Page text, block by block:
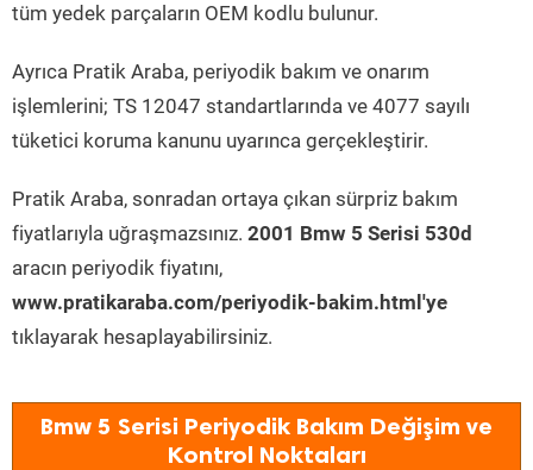
tüm yedek parçaların OEM kodlu bulunur.
Ayrıca Pratik Araba, periyodik bakım ve onarım
işlemlerini; TS 12047 standartlarında ve 4077 sayılı
tüketici koruma kanunu uyarınca gerçekleştirir.
Pratik Araba, sonradan ortaya çıkan sürpriz bakım
fiyatlarıyla uğraşmazsınız. 2001 Bmw 5 Serisi 530d
aracın periyodik fiyatını,
www.pratikaraba.com/periyodik-bakim.html'ye
tıklayarak hesaplayabilirsiniz.
Bmw 5 Serisi Periyodik Bakım Değişim ve
Kontrol Noktaları